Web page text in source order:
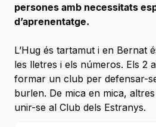
persones amb necessitats
d’aprenentatge.
L’Hug és tartamut i en Bernat
les lletres i els números. Els 2
formar un club per defensar-
burlen. De mica en mica,
unir-se al Club dels Estranys.